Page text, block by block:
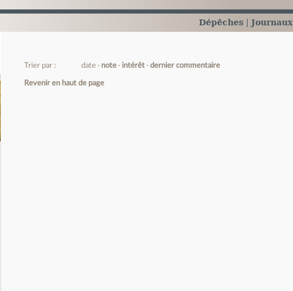
Dépêches Journaux
Trier par : date note intérêt dernier commentaire
Revenir en haut de page